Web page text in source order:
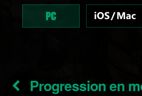
Progression en mode Partie